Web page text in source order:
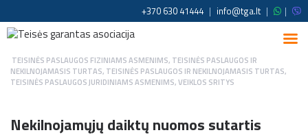
+370 630 41444 | info@tga.lt | |
TEISINĖS PASLAUGOS FIZINIAMS ASMENIMS, TEISINĖS PASLAUGOS IR
NEKILNOJAMASIS TURTAS, TEISINĖS PASLAUGOS IR NEKILNOJAMASIS TURTAS,
TEISINĖS PASLAUGOS JURIDINIAMS ASMENIMS,VEIKLOS SRITYS
Nekilnojamųjų daiktų nuomos sutartis